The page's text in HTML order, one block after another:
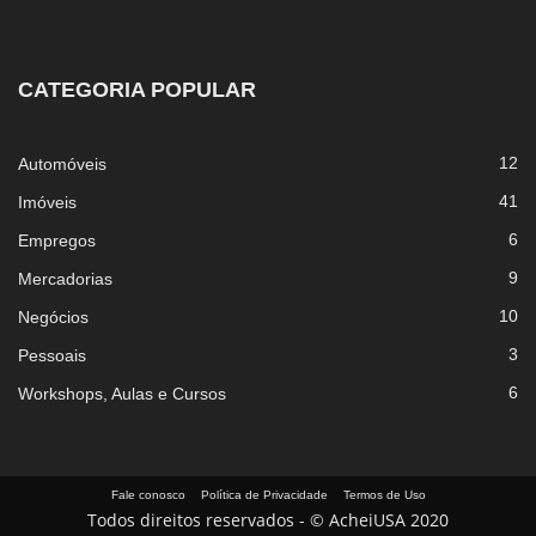
CATEGORIA POPULAR
Automóveis 12
Imóveis 41
Empregos 6
Mercadorias 9
Negócios 10
Pessoais 3
Workshops, Aulas e Cursos 6
Fale conosco Política de Privacidade Termos de Uso
Todos direitos reservados - © AcheiUSA 2020